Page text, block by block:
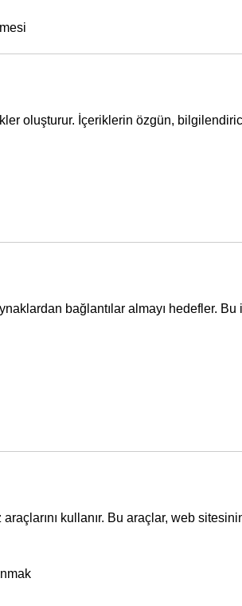
oluşturur. İçeriklerin özgün,
bağlantılar almayı hedefler. Bu
kullanır. Bu araçlar, web